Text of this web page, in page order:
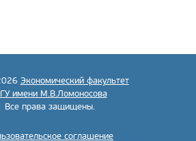
Экономический факультет
имени М.В.Ломоносова
Все права защищены.
соглашение